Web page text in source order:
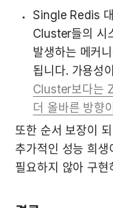
Single Redis
Cluster들의 시
발생하는 메커
됩니다. 가용성
Cluster보다는
더 올바른 방향
또한 순서 보장이
추가적인 성능 희
필요하지 않아 구현